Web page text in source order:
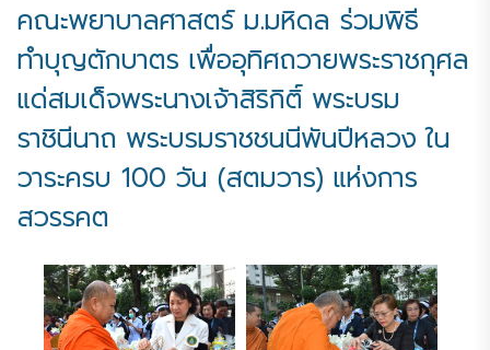
คณะพยาบาลศาสตร์ ม.มหิดล ร่วมพิธี
ทำบุญตักบาตร เพื่ออุทิศถวายพระราชกุศล
แด่สมเด็จพระนางเจ้าสิริกิติ์ พระบรม
ราชินีนาถ พระบรมราชชนนีพันปีหลวง ใน
วาระครบ 100 วัน (สตมวาร) แห่งการ
สวรรคต